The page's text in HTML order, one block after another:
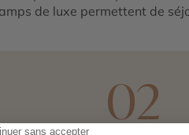
de luxe permettent de
02